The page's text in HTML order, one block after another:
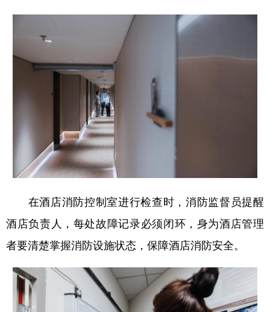
在酒店消防控制室进行检查时 ，消防监督员提醒
酒店负责人， 每处故障记录必须闭环， 身为酒店管理
者要清楚掌握消防设施状态 ， 保障酒店消防安全。